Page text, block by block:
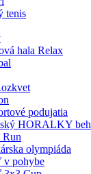
tenis
hala Relax
podujatia
HORALKY beh
olympiáda
v pohybe